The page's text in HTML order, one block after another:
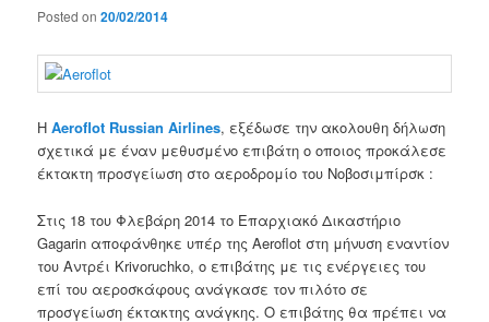
Posted on20/02/2014
ΗAeroflot Russian Airlines, εξέδωσε την ακολουθη δήλωση
σχετικά με έναν μεθυσμένο επιβάτη ο οποιος προκάλεσε
έκτακτη προσγείωση στο αεροδρομίο του Νοβοσιμπίρσκ :
Στις 18 του Φλεβάρη 2014 το Επαρχιακό Δικαστήριο
Gagarin αποφάνθηκε υπέρ της Aeroflot στη μήνυση εναντίον
του Αντρέι Krivoruchko, ο επιβάτης με τις ενέργειες του
επί του αεροσκάφους ανάγκασε τον πιλότο σε
προσγείωση έκτακτης ανάγκης. Ο επιβάτης θα πρέπει να